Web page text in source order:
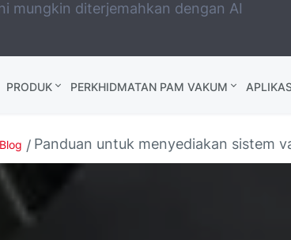
mungkin diterjemahkan dengan AI
PRODUK PERKHIDMATAN PAM VAKUM
Blog Panduan untuk menyediakan sistem